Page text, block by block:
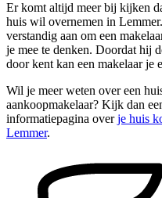
Er komt altijd meer bij kijken
huis wil overnemen in
verstandig aan om een
je mee te denken. Doordat hij
door kent kan een makelaar je
Wil je meer weten over een
aankoopmakelaar? Kijk dan
informatiepagina overje huis
Lemmer.